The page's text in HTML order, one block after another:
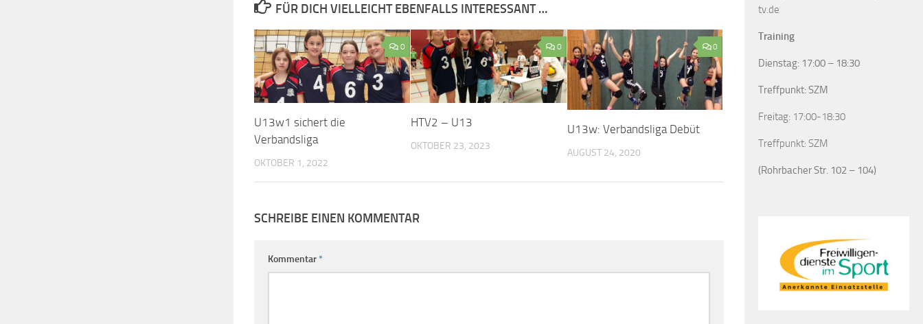
FÜR DICH VIELLEICHT EBENFALLS INTERESSANT …
0
U13w1 sichert die
Verbandsliga
OKTOBER 1, 2022
0
HTV2 – U13
OKTOBER 23, 2023
0
U13w: Verbandsliga Debüt
AUGUST 24, 2020
SCHREIBE EINEN KOMMENTAR
Kommentar*
tv.de
Training
Dienstag: 17:00 – 18:30
Treffpunkt: SZM
Freitag: 17:00-18:30
Treffpunkt: SZM
(Rohrbacher Str. 102 – 104)